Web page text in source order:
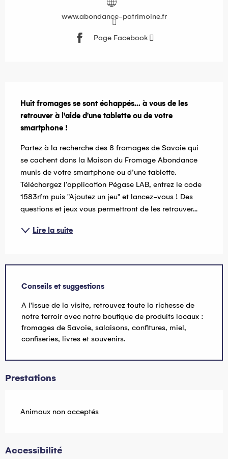
www.abondance-patrimoine.fr
Page Facebook
Huit fromages se sont échappés... à vous de les
retrouver à l'aide d'une tablette ou de votre
smartphone !
Partez à la recherche des 8 fromages de Savoie qui
se cachent dans la Maison du Fromage Abondance
munis de votre smartphone ou d’une tablette.
Téléchargez l’application Pégase LAB, entrez le code
1583rfm puis "Ajoutez un jeu" et lancez-vous ! Des
questions et jeux vous permettront de les retrouver...
Lire la suite
Conseils et suggestions
A l'issue de la visite, retrouvez toute la richesse de
notre terroir avec notre boutique de produits locaux :
fromages de Savoie, salaisons, confitures, miel,
confiseries, livres et souvenirs.
Prestations
Animaux non acceptés
Accessibilité